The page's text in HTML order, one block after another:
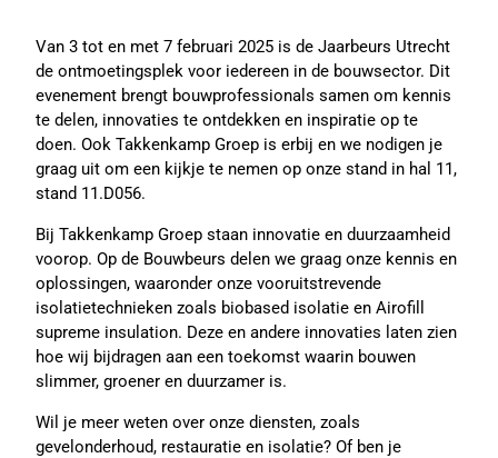
Van 3 tot en met 7 februari 2025 is de Jaarbeurs Utrecht
de ontmoetingsplek voor iedereen in de bouwsector. Dit
evenement brengt bouwprofessionals samen om kennis
te delen, innovaties te ontdekken en inspiratie op te
doen. Ook Takkenkamp Groep is erbij en we nodigen je
graag uit om een kijkje te nemen op onze stand in hal 11,
stand 11.D056.
Bij Takkenkamp Groep staan innovatie en duurzaamheid
voorop. Op de Bouwbeurs delen we graag onze kennis en
oplossingen, waaronder onze vooruitstrevende
isolatietechnieken zoals biobased isolatie en Airofill
supreme insulation. Deze en andere innovaties laten zien
hoe wij bijdragen aan een toekomst waarin bouwen
slimmer, groener en duurzamer is.
Wil je meer weten over onze diensten, zoals
gevelonderhoud, restauratie en isolatie? Of ben je